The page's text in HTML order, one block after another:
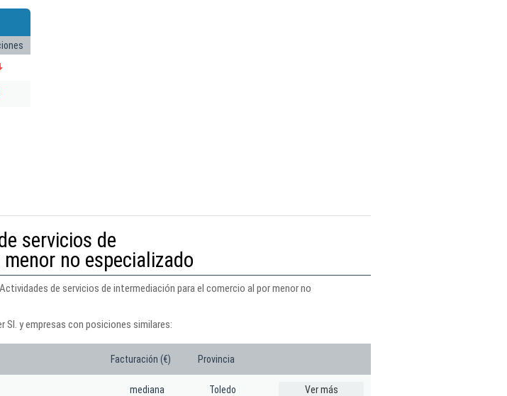
servicios de
no especializado
de servicios de intermediación para el comercio al por menor no
Sl. y empresas con posiciones similares:
Facturación (€) Provincia
mediana Toledo Ver más